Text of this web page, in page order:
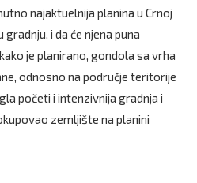
najaktuelnija planina u Crnoj
i da će njena puna
je planirano, gondola sa vrha
odnosno na područje teritorije
početi i intenzivnija gradnja i
zemljište na planini